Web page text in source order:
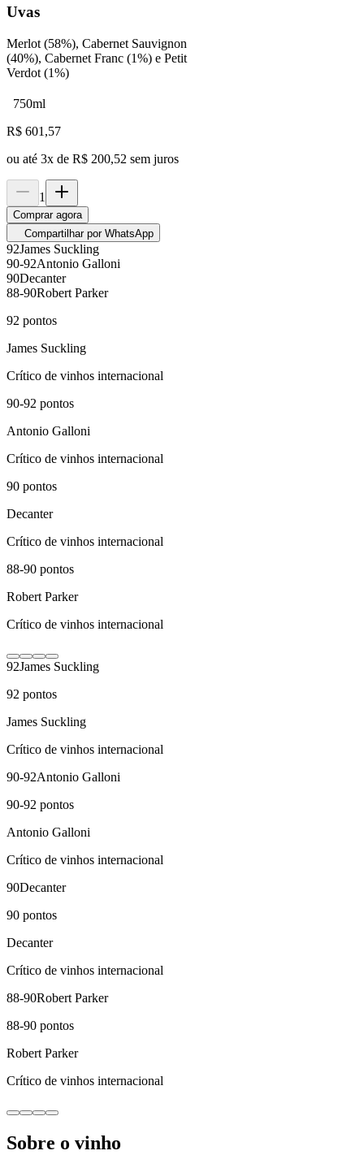
Uvas
Merlot (58%), Cabernet Sauvignon
(40%), Cabernet Franc (1%) e Petit
Verdot (1%)
750ml
R$ 601,57
ou até 3x de R$ 200,52 sem juros
1
Comprar agora
Compartilhar por WhatsApp
92James Suckling
90-92Antonio Galloni
90Decanter
88-90Robert Parker
92 pontos
James Suckling
Crítico de vinhos internacional
90-92 pontos
Antonio Galloni
Crítico de vinhos internacional
90 pontos
Decanter
Crítico de vinhos internacional
88-90 pontos
Robert Parker
Crítico de vinhos internacional
92James Suckling
92 pontos
James Suckling
Crítico de vinhos internacional
90-92Antonio Galloni
90-92 pontos
Antonio Galloni
Crítico de vinhos internacional
90Decanter
90 pontos
Decanter
Crítico de vinhos internacional
88-90Robert Parker
88-90 pontos
Robert Parker
Crítico de vinhos internacional
Sobre o vinho